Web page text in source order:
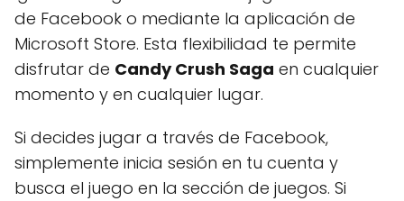
de Facebook o mediante la aplicación de
Microsoft Store. Esta flexibilidad te permite
disfrutar de Candy Crush Saga en cualquier
momento y en cualquier lugar.
Si decides jugar a través de Facebook,
simplemente inicia sesión en tu cuenta y
busca el juego en la sección de juegos. Si